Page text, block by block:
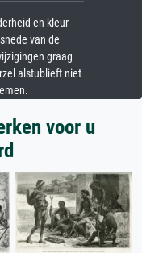
en kleur
van de
graag
alstublieft niet
voor u